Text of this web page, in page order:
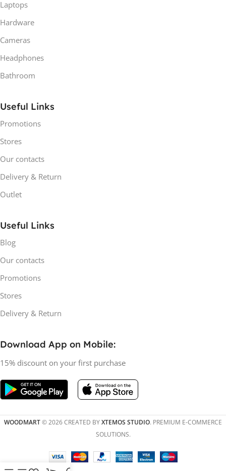
Laptops
Hardware
Cameras
Headphones
Bathroom
Useful Links
Promotions
Stores
Our contacts
Delivery & Return
Outlet
Useful Links
Blog
Our contacts
Promotions
Stores
Delivery & Return
Download App on Mobile:
15% discount on your first purchase
WOODMART© 2026 CREATED BYXTEMOS STUDIO. PREMIUM E-COMMERCE
SOLUTIONS.